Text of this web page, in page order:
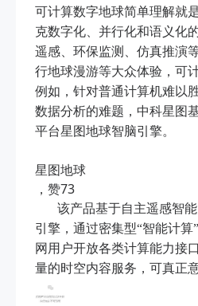
可计算数字地球简单理解就
克数字化、并行化和语义化
遥感、环保监测、仿真推演
行地球漫游等大众体验，可
例如，针对普通计算机难以
数据分析的难题，中科星图
平台星图地球智脑引擎。
星图地球
，赞73
该产品基于自主遥感智
引擎，通过密集型“智能计
网用户开放各类计算能力接
量的时空内容服务，可真正